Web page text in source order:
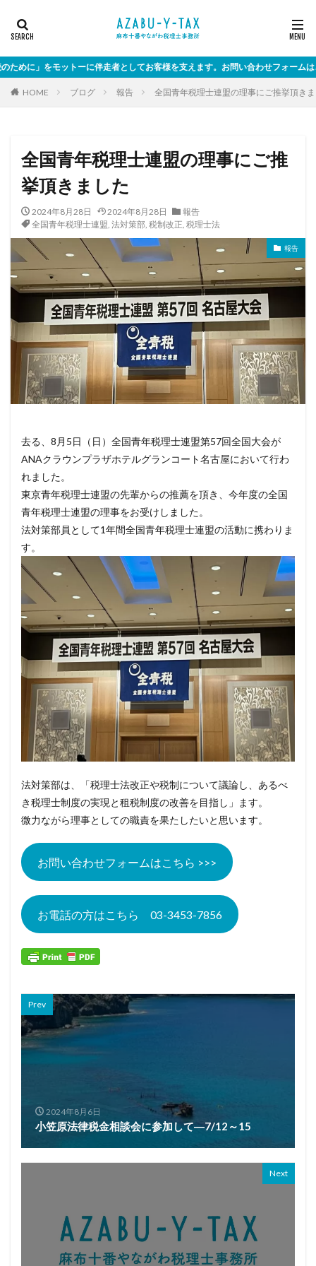
ットーに伴走者としてお客様を支えます。お問い合わせフォームはこちらから
HOME ブログ 報告 全国青年税理士連盟の理事にご推挙頂き
全国青年税理士連盟の理事にご推
挙頂きました
2024年8月28日 2024年8月28日
報告
全国青年税理士連盟, 法対策部, 税制改正, 税理士法
報告
去る、8月5日（日）全国青年税理士連盟第57回全国大会が
ANAクラウンプラザホテルグランコート名古屋において行わ
れました。
東京青年税理士連盟の先輩からの推薦を頂き、今年度の全国
青年税理士連盟の理事をお受けしました。
法対策部員として1年間全国青年税理士連盟の活動に携わりま
す。
法対策部は、「税理士法改正や税制について議論し、あるべ
き税理士制度の実現と租税制度の改善を目指し」ます。
微力ながら理事としての職責を果たしたいと思います。
お問い合わせフォームはこちら >>>
お電話の方はこちら 03-3453-7856
Prev
2024年8月6日
小笠原法律税金相談会に参加して―7/12～15
Next